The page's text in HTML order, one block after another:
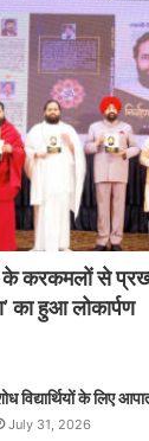
के करकमलों से
का हुआ लोकार्पण
विद्यार्थियों के लिए
July 31, 2026